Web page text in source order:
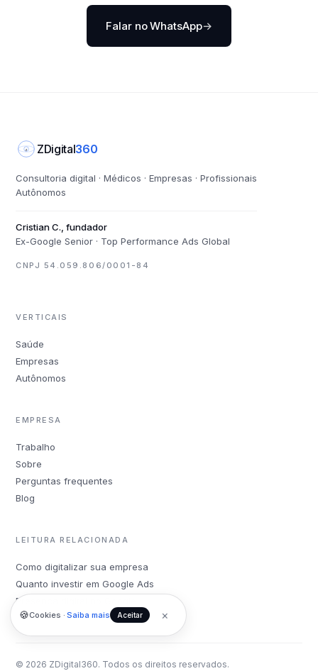
Falar no WhatsApp→
Z ZDigital360
Consultoria digital · Médicos · Empresas · Profissionais
Autônomos
Cristian C., fundador
Ex-Google Senior · Top Performance Ads Global
CNPJ 54.059.806/0001-84
VERTICAIS
Saúde
Empresas
Autônomos
EMPRESA
Trabalho
Sobre
Perguntas frequentes
Blog
LEITURA RELACIONADA
Como digitalizar sua empresa
Quanto investir em Google Ads
Presença digital no Google
© 2026 ZDigital360. Todos os direitos reservados.
🍪Cookies ·Saiba mais Aceitar ×